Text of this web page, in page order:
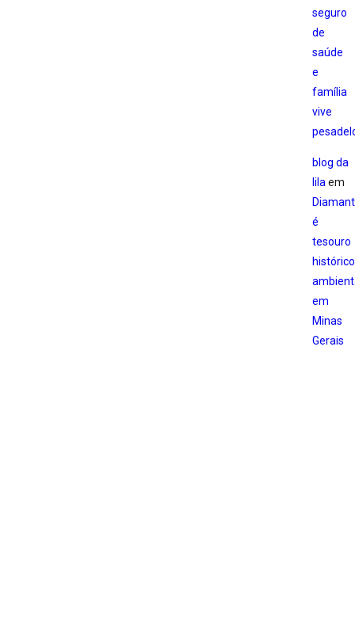
seguro
de
saúde
e
família
vive
blog da
lila em
é
tesouro
histórico
em
Minas
Gerais